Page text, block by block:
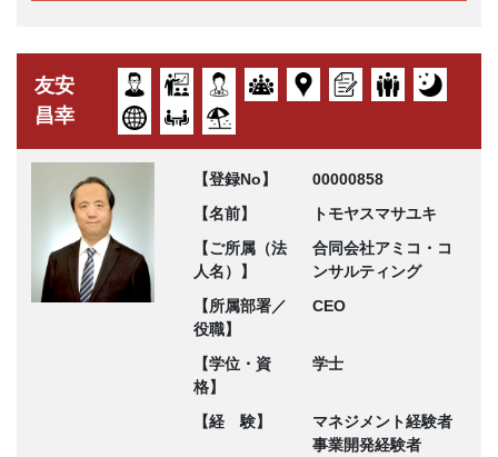
友安
昌幸
【登録No】
00000858
【名前】
トモヤスマサユキ
【ご所属（法
人名）】
合同会社アミコ・コ
ンサルティング
【所属部署／
役職】
CEO
【学位・資
格】
学士
【経 験】
マネジメント経験者
事業開発経験者